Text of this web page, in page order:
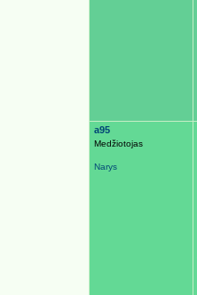
a95
Medžiotojas
Narys